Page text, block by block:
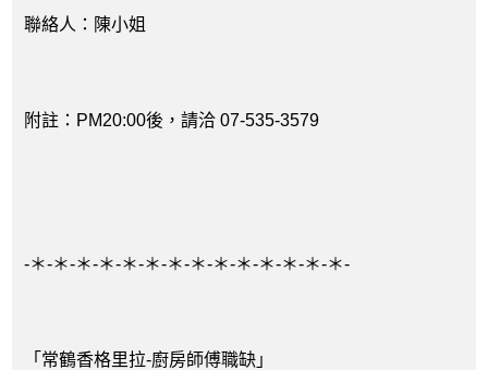
聯絡人：陳小姐
附註：PM20:00後，請洽 07-535-3579
-＊-＊-＊-＊-＊-＊-＊-＊-＊-＊-＊-＊-＊-＊-
「常鶴香格里拉-廚房師傅職缺」